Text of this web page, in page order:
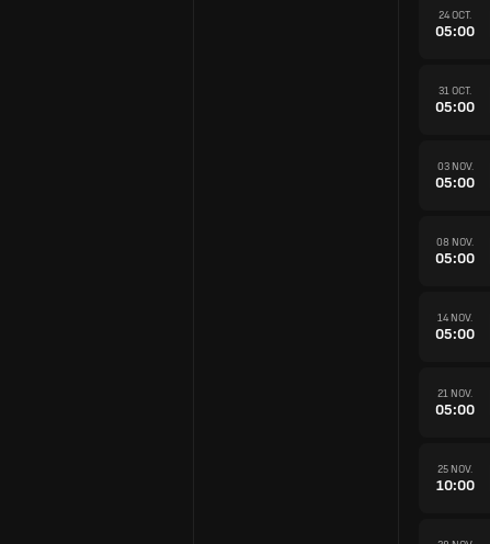
24 OCT.
05:00
31 OCT.
05:00
03 NOV.
05:00
08 NOV.
05:00
14 NOV.
05:00
21 NOV.
05:00
25 NOV.
10:00